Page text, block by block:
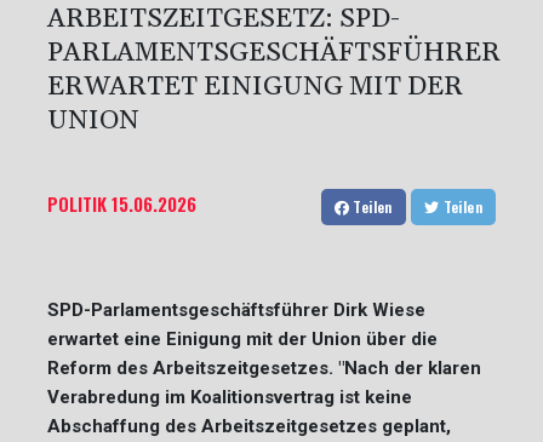
ARBEITSZEITGESETZ: SPD-
PARLAMENTSGESCHÄFTSFÜHRER
ERWARTET EINIGUNG MIT DER
UNION
POLITIK15.06.2026 Teilen Teilen
SPD-Parlamentsgeschäftsführer Dirk Wiese
erwartet eine Einigung mit der Union über die
Reform des Arbeitszeitgesetzes. "Nach der klaren
Verabredung im Koalitionsvertrag ist keine
Abschaffung des Arbeitszeitgesetzes geplant,